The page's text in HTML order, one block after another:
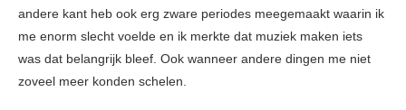
andere kant heb ook erg zware periodes meegemaakt waarin ik
me enorm slecht voelde en ik merkte dat muziek maken iets
was dat belangrijk bleef. Ook wanneer andere dingen me niet
zoveel meer konden schelen.